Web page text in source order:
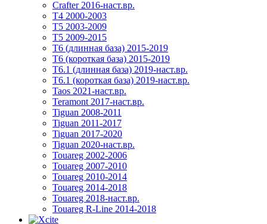
Crafter 2016-наст.вр.
T4 2000-2003
T5 2003-2009
T5 2009-2015
T6 (длинная база) 2015-2019
Т6 (короткая база) 2015-2019
T6.1 (длинная база) 2019-наст.вр.
T6.1 (короткая база) 2019-наст.вр.
Taos 2021-наст.вр.
Teramont 2017-наст.вр.
Tiguan 2008-2011
Tiguan 2011-2017
Tiguan 2017-2020
Tiguan 2020-наст.вр.
Touareg 2002-2006
Touareg 2007-2010
Touareg 2010-2014
Touareg 2014-2018
Touareg 2018-наст.вр.
Touareg R-Line 2014-2018